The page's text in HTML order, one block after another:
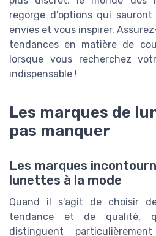
regorge d'options qui
envies et vous inspirer.
tendances en matière de
lorsque vous recherchez
indispensable !
Les marques de
pas manquer
Les marques
lunettes à la mode
Quand il s'agit de choisir
tendance et de qualité,
distinguent